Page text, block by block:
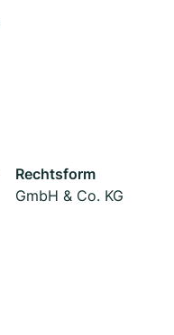
Rechtsform
GmbH & Co. KG